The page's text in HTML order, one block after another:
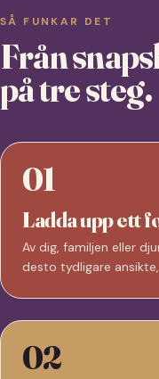
SÅ FUNKAR DET
Från
på tre steg.
01
Ladda upp ett
Av dig, familjen eller
desto tydligare
02